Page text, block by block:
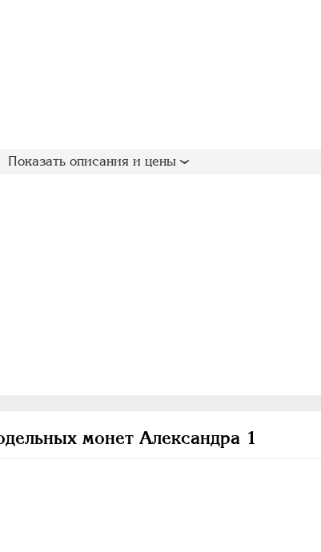
Показать описания и цены
монет Александра 1